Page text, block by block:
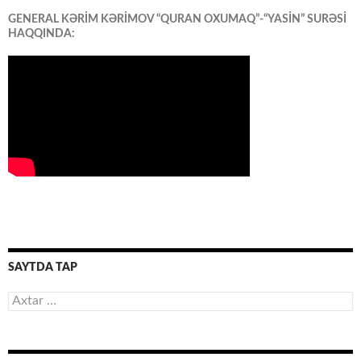
GENERAL KƏRİM KƏRİMOV “QURAN OXUMAQ”-“YASİN” SURƏSİ
HAQQINDA:
SAYTDA TAP
Axtarış: